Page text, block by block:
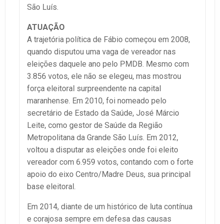
São Luís.
ATUAÇÃO
A trajetória política de Fábio começou em 2008,
quando disputou uma vaga de vereador nas
eleições daquele ano pelo PMDB. Mesmo com
3.856 votos, ele não se elegeu, mas mostrou
força eleitoral surpreendente na capital
maranhense. Em 2010, foi nomeado pelo
secretário de Estado da Saúde, José Márcio
Leite, como gestor de Saúde da Região
Metropolitana da Grande São Luís. Em 2012,
voltou a disputar as eleições onde foi eleito
vereador com 6.959 votos, contando com o forte
apoio do eixo Centro/Madre Deus, sua principal
base eleitoral.
Em 2014, diante de um histórico de luta contínua
e corajosa sempre em defesa das causas